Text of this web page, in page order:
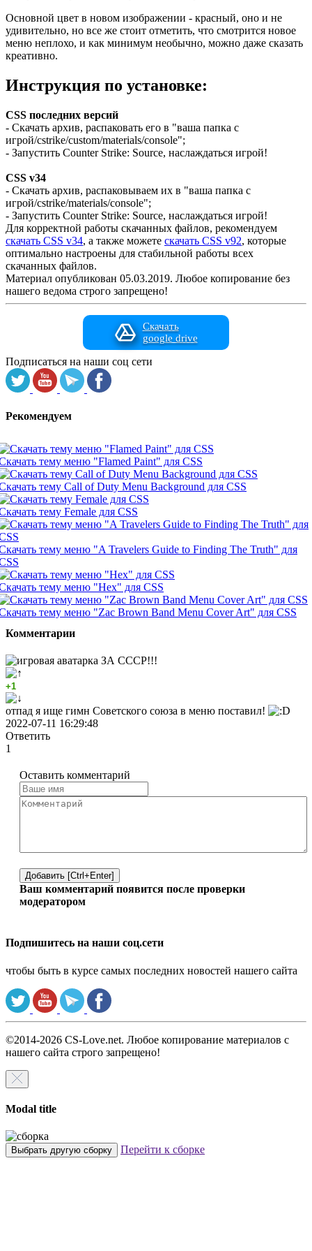
Основной цвет в новом изображении - красный, оно и не
удивительно, но все же стоит отметить, что смотрится новое
меню неплохо, и как минимум необычно, можно даже сказать
креативно.
Инструкция по установке:
CSS последних версий
- Скачать архив, распаковать его в "ваша папка с
игрой/cstrike/custom/materials/console";
- Запустить Counter Strike: Source, наслаждаться игрой!
CSS v34
- Скачать архив, распаковываем их в "ваша папка с
игрой/cstrike/materials/console";
- Запустить Counter Strike: Source, наслаждаться игрой!
Для корректной работы скачанных файлов, рекомендуем
скачать CSS v34, а также можете скачать CSS v92, которые
оптимально настроены для стабильной работы всех
скачанных файлов.
Материал опубликован 05.03.2019. Любое копирование без
нашего ведома строго запрещено!
Скачать
google drive
Подписаться на наши соц сети
Рекомендуем
тему меню "Flamed Paint" для CSS
тему Call of Duty Menu Background для CSS
тему Female для CSS
тему меню "A Travelers Guide to Finding The Truth" для
тему меню "Hex" для CSS
тему меню "Zac Brown Band Menu Cover Art" для CSS
Комментарии
ЗА СССР!!!
+1
отпад я ище гимн Советского союза в меню поставил!
2022-07-11 16:29:48
Ответить
1
Оставить комментарий
Добавить [Ctrl+Enter]
Ваш комментарий появится после проверки
модератором
Подпишитесь на наши соц.сети
чтобы быть в курсе самых последних новостей нашего сайта
©2014-2026 CS-Love.net. Любое копирование материалов с
нашего сайта строго запрещено!
Modal title
Выбрать другую сборку Перейти к сборке